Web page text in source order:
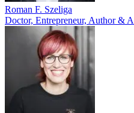
Roman F. Szeliga
Doctor, Entrepreneur, Author &